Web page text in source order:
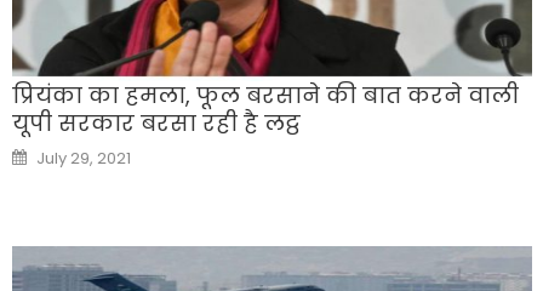
प्रियंका का हमला, फूल बरसाने की बात करने वाली
यूपी सरकार बरसा रही है लट्ठ
Posted
on
July 29, 2021